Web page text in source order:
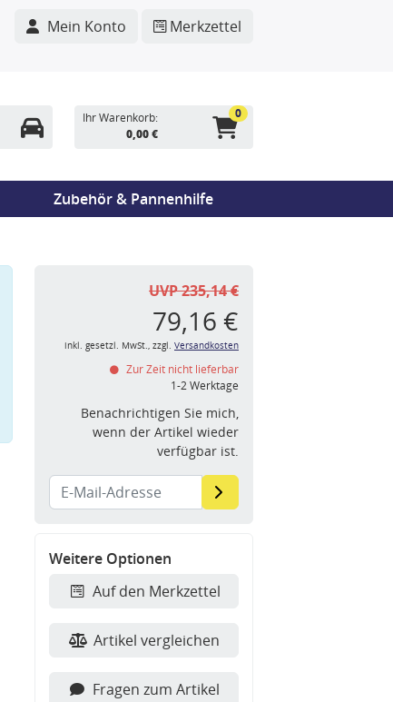
Mein Konto Merkzettel
Ihr Warenkorb:
0,00 €
0
Zubehör & Pannenhilfe
UVP 235,14 €
79,16 €
inkl. gesetzl. MwSt., zzgl. Versandkosten
Zur Zeit nicht lieferbar
1-2 Werktage
Benachrichtigen Sie mich,
wenn der Artikel wieder
verfügbar ist.
Weitere Optionen
Auf den Merkzettel
Artikel vergleichen
Fragen zum Artikel